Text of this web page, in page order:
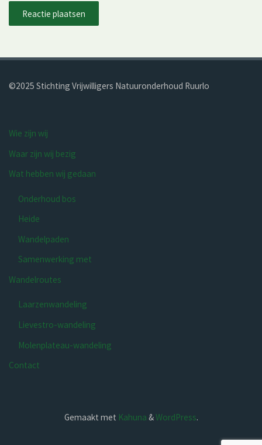
©2025 Stichting Vrijwilligers Natuur­onderhoud Ruurlo
Wie zijn wij
Waar zijn wij bezig
Wat hebben wij gedaan
Onderhoud bos
Heide
Wandelpaden
Samenwerking met
Wandelroutes
Laarzenwandeling
Lievestro-wandeling
Molenplateau-wandeling
Contact
Gemaakt met Kahuna &WordPress.